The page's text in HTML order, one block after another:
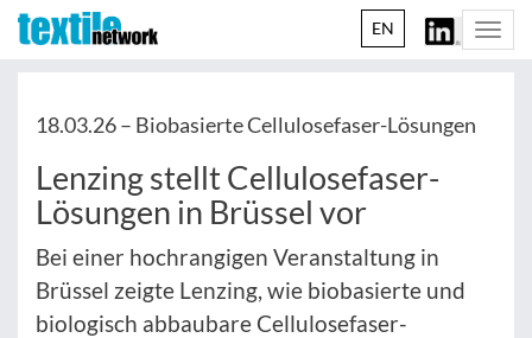
EN
18.03.26 – Biobasierte Cellulosefaser-Lösungen
Lenzing stellt Cellulosefaser-
Lösungen in Brüssel vor
Bei einer hochrangigen Veranstaltung in
Brüssel zeigte Lenzing, wie biobasierte und
biologisch abbaubare Cellulosefaser-